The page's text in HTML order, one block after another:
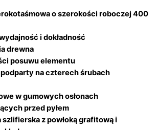
o szerokości roboczej 400
i dokładność
drewna
posuwu elementu
na czterech śrubach
w gumowych osłonach
przed pyłem
szlifierska z powłoką grafitową i